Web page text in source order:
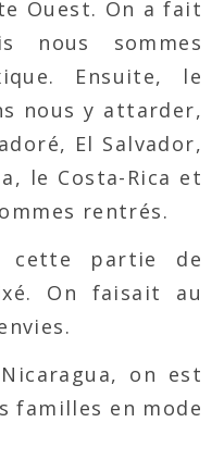
Ouest. On a fait
nous sommes
Ensuite, le
nous y attarder,
El Salvador,
le Costa-Rica et
rentrés.
cette partie de
On faisait au
on est
familles en mode